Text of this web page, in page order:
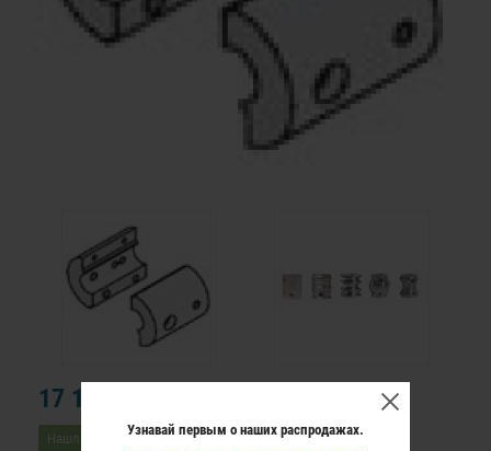
Узнавай первым о наших распродажах.
17 112 р.
Нашли дешевле?